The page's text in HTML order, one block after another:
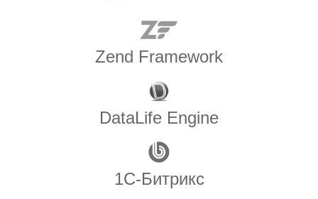
Zend Framework
DataLife Engine
1С-Битрикс